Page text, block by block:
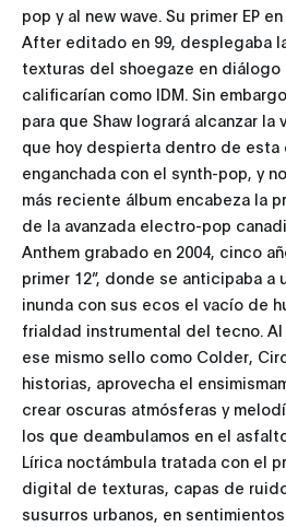
pop y al new wave. Su primer EP
After editado en 99, desplegaba
texturas del shoegaze en
calificarían como IDM. Sin
para que Shaw logrará alcanzar
que hoy despierta dentro de
enganchada con el synth-pop, y
más reciente álbum encabeza la
de la avanzada electro-pop
Anthem grabado en 2004, cinco
primer 12”, donde se anticipaba a
inunda con sus ecos el vacío de
frialdad instrumental del tecno.
ese mismo sello como Colder,
historias, aprovecha el
crear oscuras atmósferas y
los que deambulamos en el
Lírica noctámbula tratada con el
digital de texturas, capas de
susurros urbanos, en